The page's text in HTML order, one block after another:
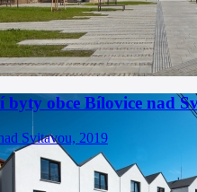
byty obce Bílovice nad
Svitavou, 2019